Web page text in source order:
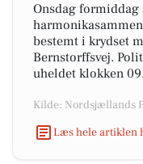
Onsdag formiddag
bestemt i krydset
Bernstorffsvej.
uheldet klokken
Kilde: Nordsjællands
Læs hele artiklen